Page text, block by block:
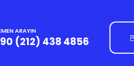
ARAYIN
(212) 438 4856